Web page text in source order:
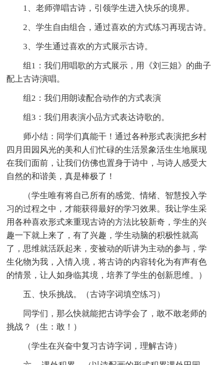
1、老师弹唱古诗，引领学生进入快乐的境界。
2、学生自由组合，通过喜欢的方式练习再现古诗。
3、学生通过喜欢的方式展示古诗。
组1：我们用唱歌的方式展示，用《刘三姐》的曲子
配上古诗演唱。
组2：我们用朗读配合动作的方式表演
组3：我们用表演小品方式表达诗歌的。
师小结：同学们真能干！通过各种形式表演把乡村
四月田园风光的美和人们忙碌的生活景象活生生地展现
在我们面前，让我们仿佛也置身于诗中，与诗人感受大
自然的和谐美，真是棒极了！
（学生唯有将自己所有的感觉、情绪、智慧投入学
习的过程之中，才能获得最好的学习效果。我让学生采
用各种喜欢形式来重现古诗的方法比较新奇，学生的兴
趣一下就上来了，有了兴趣，学生动脑的积极性就高
了，思维就活跃起来，变被动的听讲为主动的参与，学
生化物为我，入情入境，将古诗的内容转化为有声有色
的情景，让人如身临其境，培养了学生的创新思维。）
五、快乐挑战。（古诗字词填空练习）
同学们，那么快就能把古诗学会了，敢不敢老师的
挑战？（生：敢！）
（学生在兴奋中复习古诗字词，理解古诗）